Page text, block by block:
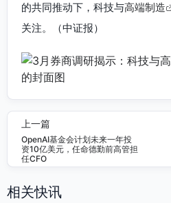
的共同推动下，科技与高端制造
关注。（中证报）
上一篇
OpenAI基金会计划未来一年投
资10亿美元，任命德勤前高管担
任CFO
相关快讯